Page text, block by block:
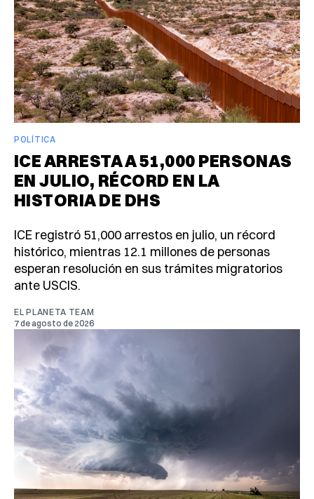
POLÍTICA
ICE ARRESTA A 51,000 PERSONAS
EN JULIO, RÉCORD EN LA
HISTORIA DE DHS
ICE registró 51,000 arrestos en julio, un récord
histórico, mientras 12.1 millones de personas
esperan resolución en sus trámites migratorios
ante USCIS.
EL PLANETA TEAM
7 de agosto de 2026